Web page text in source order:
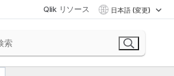
Qlik リソース 日本語 (変更)